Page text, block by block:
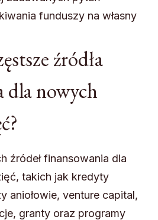
funduszy na własny
źródła
dla nowych
źródeł finansowania dla
takich jak kredyty
aniołowie, venture capital,
granty oraz programy